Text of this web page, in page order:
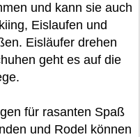
und kann sie auch
Eislaufen und
Eisläufer drehen
geht es auf die
für rasanten Spaß
und Rodel können